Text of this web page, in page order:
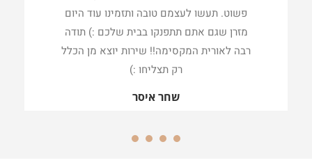
פשוט. תעשו לעצמם טובה ותזמינו עוד היום
מזרן שגם אתם תתפנקו בבית שלכם :) תודה
רבה לאורית המקסימה!! שירות יוצא מן הכלל
רק תצליחו :)
שחר איסר